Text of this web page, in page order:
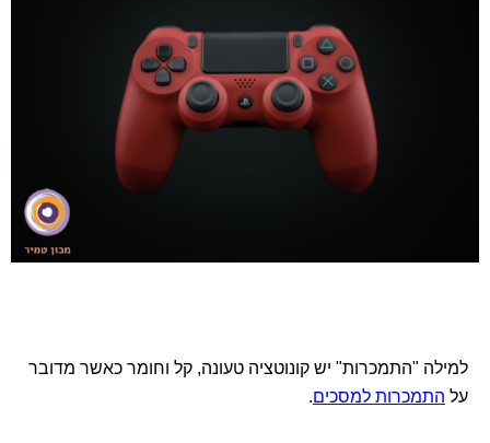
למילה "התמכרות" יש קונוטציה טעונה, קל וחומר כאשר מדובר
על התמכרות למסכים.